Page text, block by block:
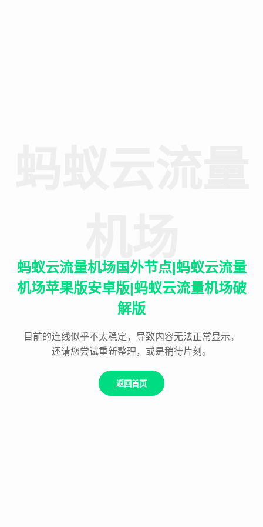
蚂蚁云流量机场国外节点|蚂蚁云流量
机场苹果版安卓版|蚂蚁云流量机场破
解版
目前的连线似乎不太稳定，导致内容无法正常显示。
还请您尝试重新整理，或是稍待片刻。
返回首页